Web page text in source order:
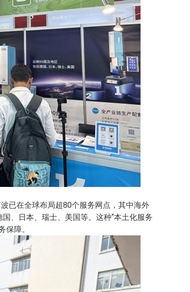
已在全球布局超80个服务网点，其中海外
、日本、瑞士、美国等。这种“本土化服务
保障。